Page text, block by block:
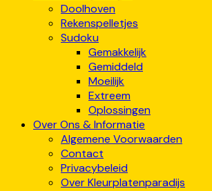
Doolhoven
Rekenspelletjes
Sudoku
Gemakkelijk
Gemiddeld
Moeilijk
Extreem
Oplossingen
Over Ons & Informatie
Algemene Voorwaarden
Contact
Privacybeleid
Over Kleurplatenparadijs